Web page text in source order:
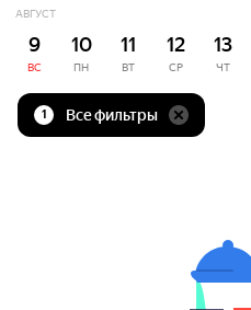
АВГУСТ
9
ВС
10
ПН
11
ВТ
12
СР
13
ЧТ
1 Все фильтры